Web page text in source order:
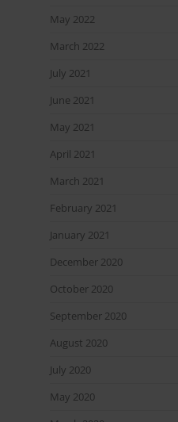
May 2022
March 2022
July 2021
June 2021
May 2021
April 2021
March 2021
February 2021
January 2021
December 2020
October 2020
September 2020
August 2020
July 2020
May 2020